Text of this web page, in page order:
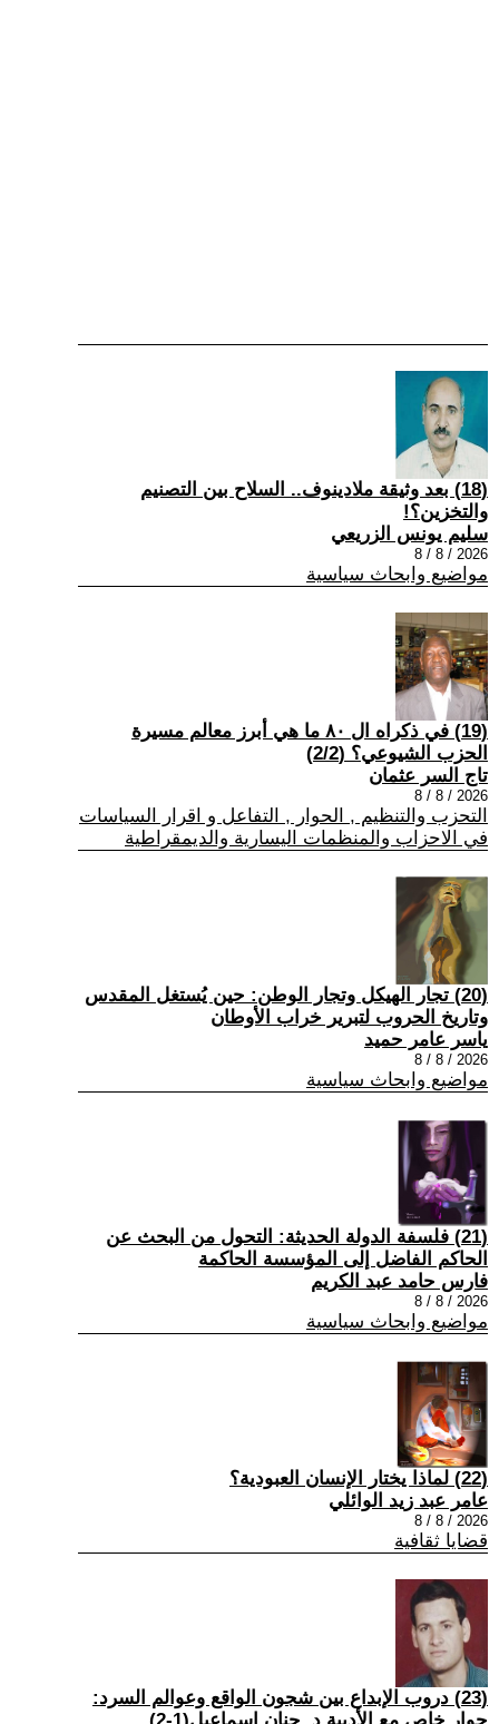
(18) بعد وثيقة ملادينوف.. السلاح بين التصنيم
والتخزين؟!
سليم يونس الزريعي
2026 / 8 / 8
مواضيع وابحاث سياسية
(19) في ذكراه ال ٨٠ ما هي أبرز معالم مسيرة
الحزب الشيوعي؟ (2/2)
تاج السر عثمان
2026 / 8 / 8
التحزب والتنظيم , الحوار , التفاعل و اقرار السياسات
في الاحزاب والمنظمات اليسارية والديمقراطية
(20) تجار الهيكل وتجار الوطن: حين يُستغل المقدس
وتاريخ الحروب لتبرير خراب الأوطان
ياسر عامر حميد
2026 / 8 / 8
مواضيع وابحاث سياسية
(21) فلسفة الدولة الحديثة: التحول من البحث عن
الحاكم الفاضل إلى المؤسسة الحاكمة
فارس حامد عبد الكريم
2026 / 8 / 8
مواضيع وابحاث سياسية
(22) لماذا يختار الإنسان العبودية؟
عامر عبد زيد الوائلي
2026 / 8 / 8
قضايا ثقافية
(23) دروب الإبداع بين شجون الواقع وعوالم السرد: